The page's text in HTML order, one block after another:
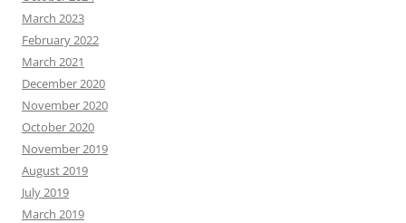
March 2023
February 2022
March 2021
December 2020
November 2020
October 2020
November 2019
August 2019
July 2019
March 2019